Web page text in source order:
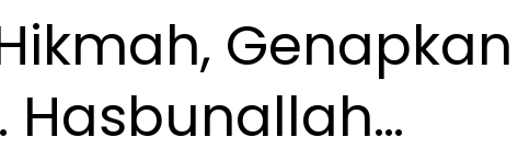
Genapkan
Hasbunallah…